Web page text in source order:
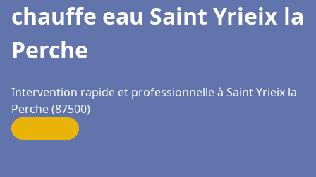
chauffe eau Saint Yrieix la
Perche
Intervention rapide et professionnelle à Saint Yrieix la
Perche (87500)